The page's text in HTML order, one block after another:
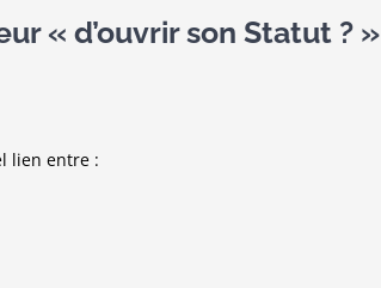
« d’ouvrir son Statut ? »
lien entre :